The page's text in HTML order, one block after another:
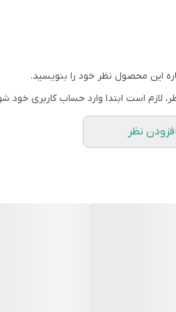
این محصول نظر خود را بنویسید.
لازم است ابتدا وارد حساب کاربری خود
افزودن نظر